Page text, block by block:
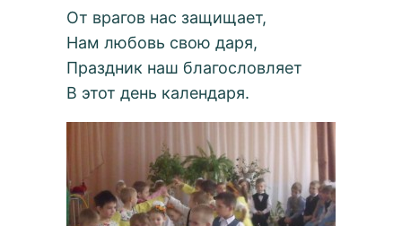
От врагов нас защищает,
Нам любовь свою даря,
Праздник наш благословляет
В этот день календаря.